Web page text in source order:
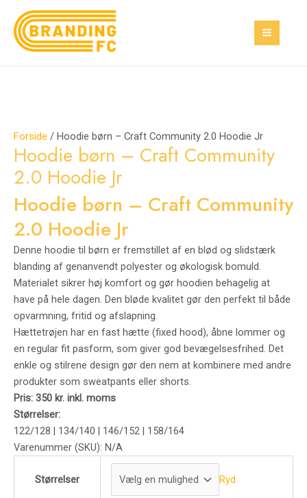
indholdet
Forside / Hoodie børn – Craft Community 2.0 Hoodie Jr
Hoodie børn – Craft Community
2.0 Hoodie Jr
Hoodie børn – Craft Community
2.0 Hoodie Jr
Denne hoodie til børn er fremstillet af en blød og slidstærk
blanding af genanvendt polyester og økologisk bomuld.
Materialet sikrer høj komfort og gør hoodien behagelig at
have på hele dagen. Den bløde kvalitet gør den perfekt til både
opvarmning, fritid og afslapning.
Hættetrøjen har en fast hætte (fixed hood), åbne lommer og
en regular fit pasform, som giver god bevægelsesfrihed. Det
enkle og stilrene design gør den nem at kombinere med andre
produkter som sweatpants eller shorts.
Pris: 350 kr. inkl. moms
Størrelser:
122/128 | 134/140 | 146/152 | 158/164
Varenummer (SKU): N/A
Størrelser Ryd
Hoodie
børn
–
antal